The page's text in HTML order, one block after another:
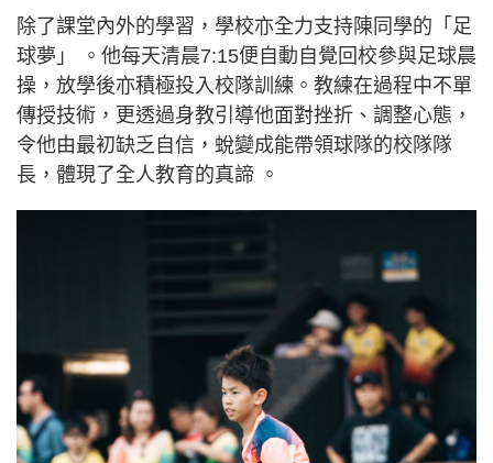
除了課堂內外的學習，學校亦全力支持陳同學的「足
球夢」 。他每天清晨7:15便自動自覺回校參與足球晨
操，放學後亦積極投入校隊訓練。教練在過程中不單
傳授技術，更透過身教引導他面對挫折、調整心態，
令他由最初缺乏自信，蛻變成能帶領球隊的校隊隊
長，體現了全人教育的真諦 。